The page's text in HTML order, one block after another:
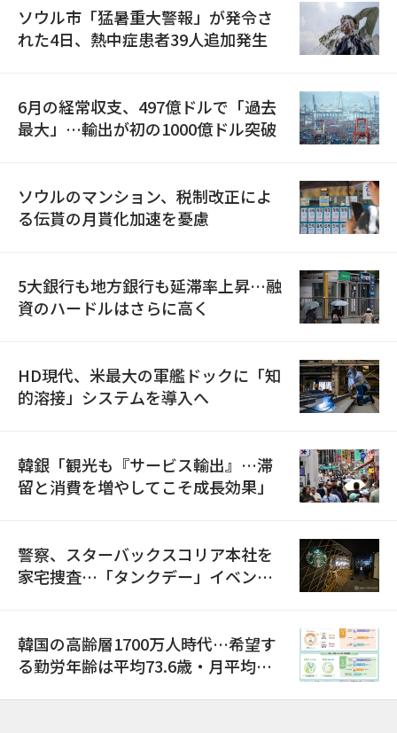
ソウル市「猛暑重大警報」が発令さ
れた4日、熱中症患者39人追加発生
6月の経常収支、497億ドルで「過去
最大」…輸出が初の1000億ドル突破
ソウルのマンション、税制改正によ
る伝貰の月貰化加速を憂慮
5大銀行も地方銀行も延滞率上昇…融
資のハードルはさらに高く
HD現代、米最大の軍艦ドックに「知
的溶接」システムを導入へ
韓銀「観光も『サービス輸出』…滞
留と消費を増やしてこそ成長効果」
警察、スターバックスコリア本社を
家宅捜査…「タンクデー」イベント
韓国の高齢層1700万人時代…希望す
る勤労年齢は平均73.6歳・月平均賃